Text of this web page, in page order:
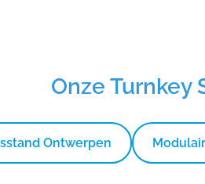
Onze
Ontwerpen